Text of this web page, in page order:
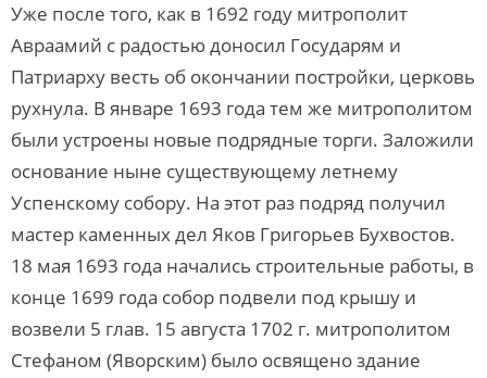
Уже после того, как в 1692 году митрополит
Авраамий с радостью доносил Государям и
Патриарху весть об окончании постройки, церковь
рухнула. В январе 1693 года тем же митрополитом
были устроены новые подрядные торги. Заложили
основание ныне существующему летнему
Успенскому собору. На этот раз подряд получил
мастер каменных дел Яков Григорьев Бухвостов.
18 мая 1693 года начались строительные работы, в
конце 1699 года собор подвели под крышу и
возвели 5 глав. 15 августа 1702 г. митрополитом
Стефаном (Яворским) было освящено здание